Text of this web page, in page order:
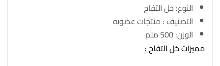
النوع: خل التفاح
التصنيف : منتجات عضويه
الوزن: 500 ملم
مميزات خل التفاح :